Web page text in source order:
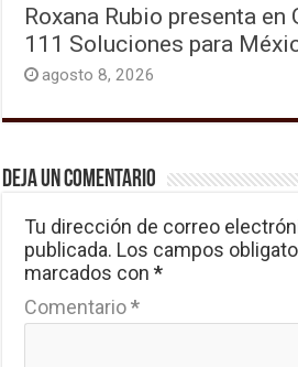
Roxana Rubio presenta en
111 Soluciones para
agosto 8, 2026
Deja un comentario
Tu dirección de correo
publicada. Los campos
marcados con*
Comentario*